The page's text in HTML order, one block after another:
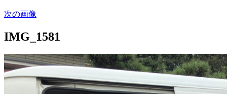
次の画像
IMG_1581